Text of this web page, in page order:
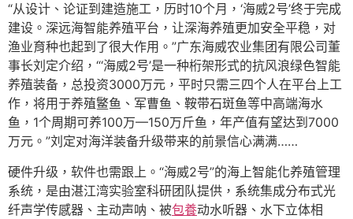
“从设计、论证到建造施工，历时10个月，‘海威2号’终于完成
建设。深远海智能养殖平台，让深海养殖更加安全平稳，对
渔业育种也起到了很大作用。”广东海威农业集团有限公司董
事长刘定介绍，“‘海威2号’是一种桁架形式的抗风浪绿色智能
养殖装备，总投资3000万元，平时只需三四个人在平台上工
作，将用于养殖鳘鱼、军曹鱼、鞍带石斑鱼等中高端海水
鱼，1个周期可养100万—150万斤鱼，年产值有望达到7000
万元。”刘定对海洋装备升级带来的前景信心满满……
硬件升级，软件也需跟上。“海威2号”的海上智能化养殖管理
系统，是由湛江湾实验室科研团队提供，系统集成分布式光
纤声学传感器、主动声呐、被包養动水听器、水下立体相